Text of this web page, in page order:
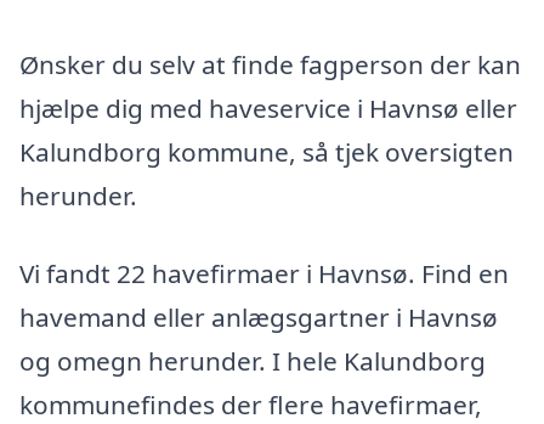
Ønsker du selv at finde fagperson der kan
hjælpe dig med haveservice i Havnsø eller
Kalundborg kommune, så tjek oversigten
herunder.
Vi fandt 22 havefirmaer i Havnsø. Find en
havemand eller anlægsgartner i Havnsø
og omegn herunder. I hele Kalundborg
kommunefindes der flere havefirmaer,